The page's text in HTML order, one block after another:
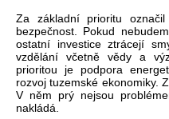
Za základní prioritu
bezpečnost. Pokud
ostatní investice ztrácejí
vzdělání včetně vědy a
prioritou je podpora
rozvoj tuzemské ekonomiky.
V něm prý nejsou
nakládá.